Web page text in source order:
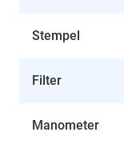
Stempel
Filter
Manometer